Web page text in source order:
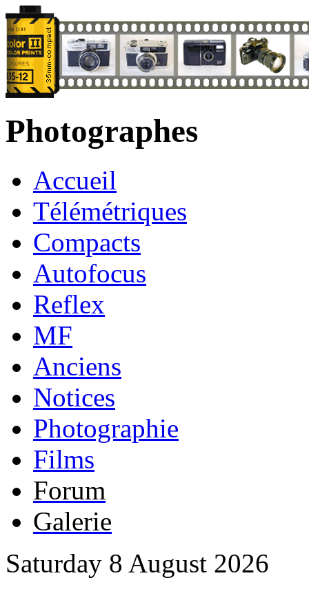
Photographes
Accueil
Télémétriques
Compacts
Autofocus
Reflex
MF
Anciens
Notices
Photographie
Films
Forum
Galerie
Saturday 8 August 2026